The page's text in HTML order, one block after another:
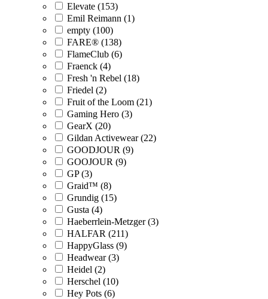
Elevate (153)
Emil Reimann (1)
empty (100)
FARE® (138)
FlameClub (6)
Fraenck (4)
Fresh 'n Rebel (18)
Friedel (2)
Fruit of the Loom (21)
Gaming Hero (3)
GearX (20)
Gildan Activewear (22)
GOODJOUR (9)
GOOJOUR (9)
GP (3)
Graid™ (8)
Grundig (15)
Gusta (4)
Haeberrlein-Metzger (3)
HALFAR (211)
HappyGlass (9)
Headwear (3)
Heidel (2)
Herschel (10)
Hey Pots (6)